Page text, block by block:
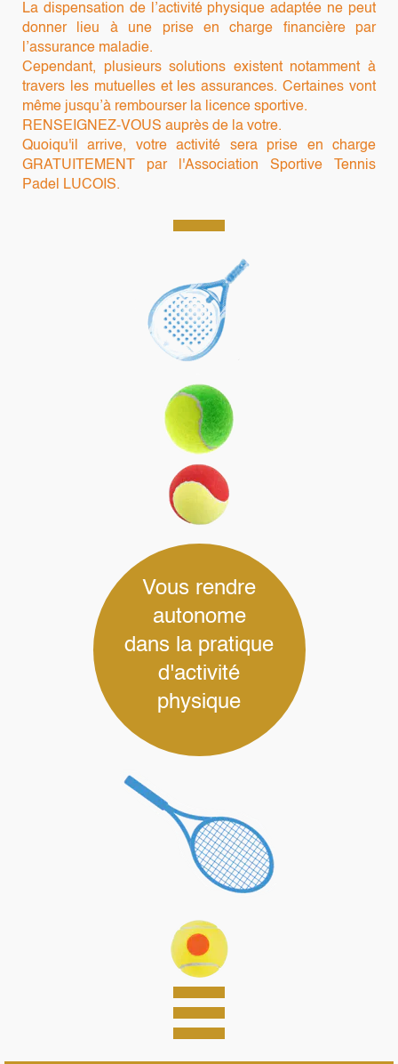
La dispensation de l’activité physique adaptée ne peut
donner lieu à une prise en charge financière par
l’assurance maladie.
Cependant, plusieurs solutions existent notamment à
travers les mutuelles et les assurances. Certaines vont
même jusqu’à rembourser la licence sportive.
RENSEIGNEZ-VOUS auprès de la votre.
Quoiqu'il arrive, votre activité sera prise en charge
GRATUITEMENT par l'Association Sportive Tennis
Padel LUCOIS.
Vous rendre
autonome
dans la pratique
d'activité
physique